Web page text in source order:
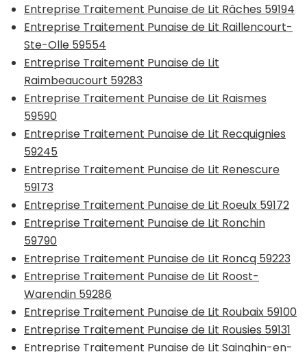
Entreprise Traitement Punaise de Lit Râches 59194
Entreprise Traitement Punaise de Lit Raillencourt-
Ste-Olle 59554
Entreprise Traitement Punaise de Lit
Raimbeaucourt 59283
Entreprise Traitement Punaise de Lit Raismes
59590
Entreprise Traitement Punaise de Lit Recquignies
59245
Entreprise Traitement Punaise de Lit Renescure
59173
Entreprise Traitement Punaise de Lit Roeulx 59172
Entreprise Traitement Punaise de Lit Ronchin
59790
Entreprise Traitement Punaise de Lit Roncq 59223
Entreprise Traitement Punaise de Lit Roost-
Warendin 59286
Entreprise Traitement Punaise de Lit Roubaix 59100
Entreprise Traitement Punaise de Lit Rousies 59131
Entreprise Traitement Punaise de Lit Sainghin-en-